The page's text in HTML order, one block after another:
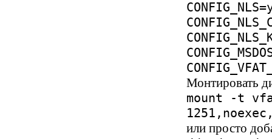
Монтировать
mount -t
или просто